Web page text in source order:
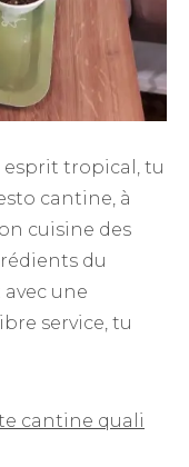
esprit tropical, tu
cantine, à
cuisine des
du
une
service, tu
cantine quali